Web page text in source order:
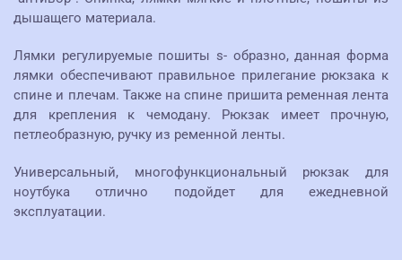
дышащего материала.
Лямки регулируемые пошиты s- образно, данная форма
лямки обеспечивают правильное прилегание рюкзака к
спине и плечам. Также на спине пришита ременная лента
для крепления к чемодану. Рюкзак имеет прочную,
петлеобразную, ручку из ременной ленты.
Универсальный, многофункциональный рюкзак для
ноутбука отлично подойдет для ежедневной
эксплуатации.